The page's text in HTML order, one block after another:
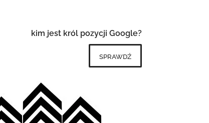
kim jest król pozycji Google?
sprawdź